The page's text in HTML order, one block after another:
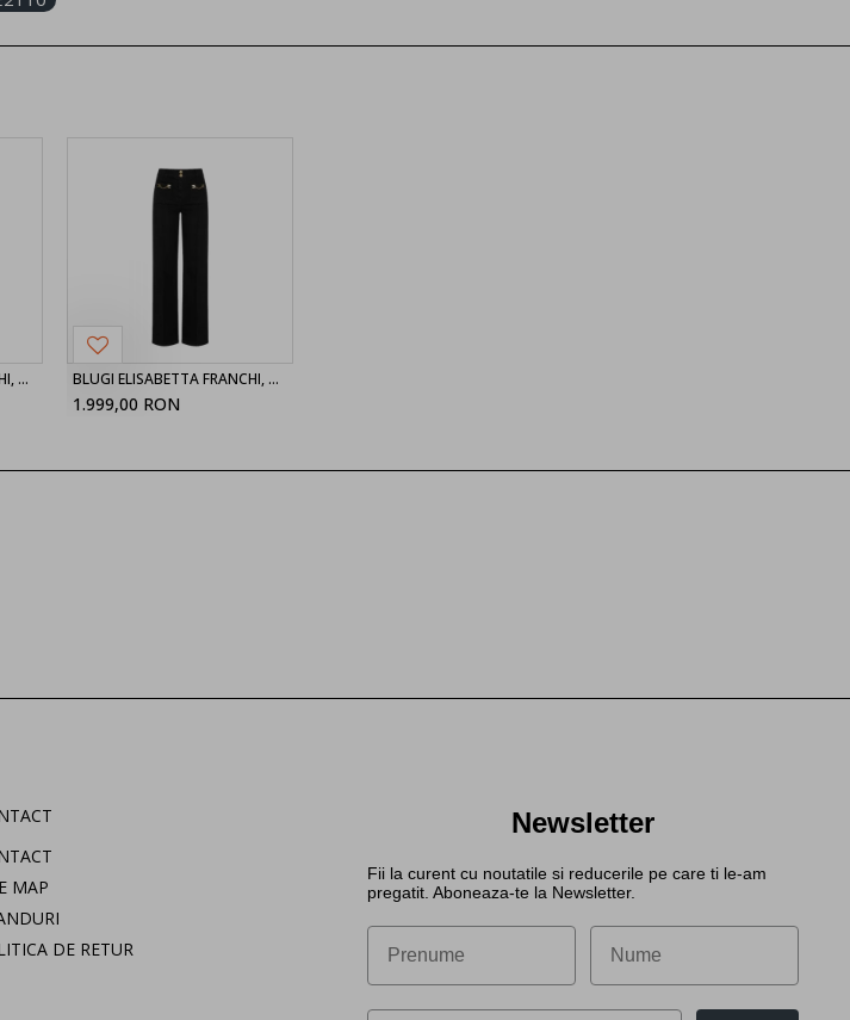
BLUGI ELISABETTA FRANCHI, High Waist, Maro BLUGI ELISABETTA FRANCHI, High Waist, Negru
1.999,00 RON
MAP
DE RETUR
Newsletter
Fii la curent cu noutatile si reducerile pe care ti le-am
pregatit. Aboneaza-te la Newsletter.